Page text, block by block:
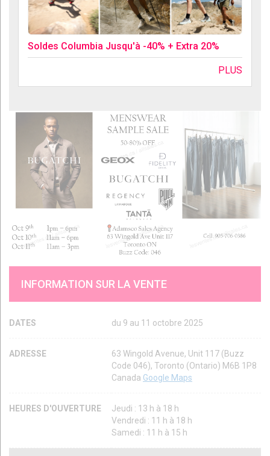
Soldes Columbia Jusqu'à -40% + Extra 20%
PLUS
INFORMATION SUR LA VENTE
DATES du 9 au 11 octobre 2025
ADRESSE
63 Wingold Avenue, Unit 117 (Buzz
Code 046), Toronto (Ontario) M6B 1P8
Canada Google Maps
HEURES D'OUVERTURE
Jeudi : 13 h à 18 h
Vendredi : 11 h à 18 h
Samedi : 11 h à 15 h